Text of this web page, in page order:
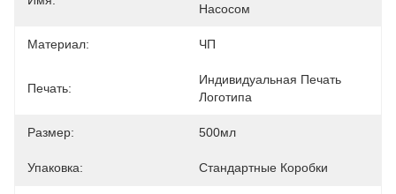
Насосом
Материал: ЧП
Печать:
Индивидуальная Печать
Логотипа
Размер: 500мл
Упаковка: Стандартные Коробки